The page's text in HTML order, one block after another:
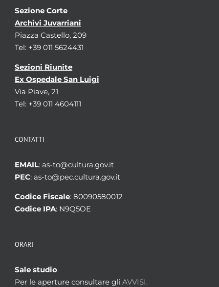
Sezione Corte
Archivi Juvarriani
Piazza Castello, 209
Tel: +39 011 5624431
Sezioni Riunite
Ex Ospedale San Luigi
Via Piave, 21
Tel: +39 011 4604111
CONTATTI
EMAIL: as-to@cultura.gov.it
PEC: as-to@pec.cultura.gov.it
Codice Fiscale: 80090580012
Codice IPA: N9Q5OE
ORARI
Sale studio
Per le aperture consultare gli AVVISI.